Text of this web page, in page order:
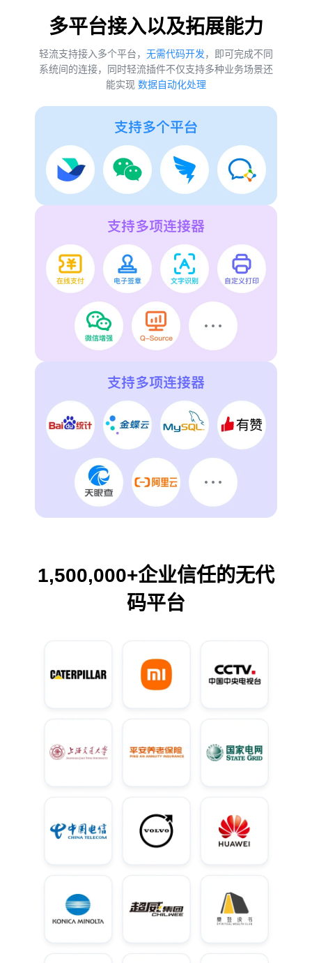
多平台接入以及拓展能力
轻流支持接入多个平台， 无需代码开发，即可完成不同
系统间的连接，同时轻流插件不仅支持多种业务场景还
能实现 数据自动化处理
1,500,000+企业信任的无代
码平台